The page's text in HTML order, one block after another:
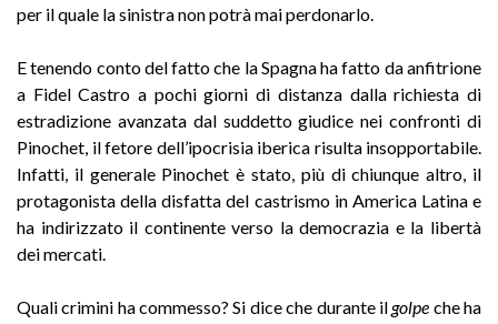
per il quale la sinistra non potrà mai perdonarlo.
E tenendo conto del fatto che la Spagna ha fatto da anfitrione
a Fidel Castro a pochi giorni di distanza dalla richiesta di
estradizione avanzata dal suddetto giudice nei confronti di
Pinochet, il fetore dell’ipocrisia iberica risulta insopportabile.
Infatti, il generale Pinochet è stato, più di chiunque altro, il
protagonista della disfatta del castrismo in America Latina e
ha indirizzato il continente verso la democrazia e la libertà
dei mercati.
Quali crimini ha commesso? Si dice che durante ilgolpe che ha